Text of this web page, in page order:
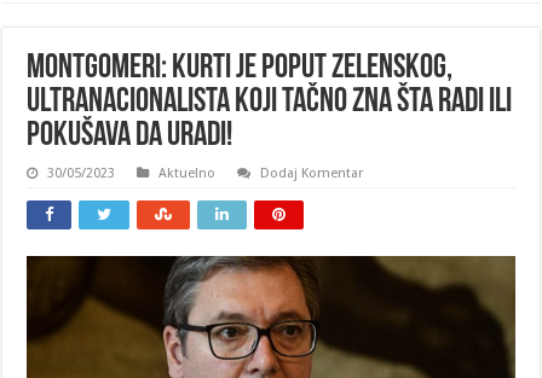
Montgomeri: Kurti je poput Zelenskog,
ultranacionalista koji tačno zna šta radi ili
pokušava da uradi!
30/05/2023 Aktuelno Dodaj Komentar